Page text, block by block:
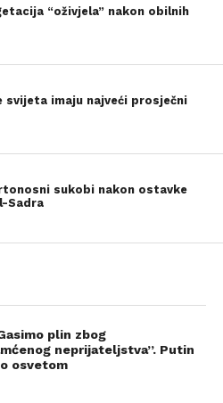
“oživjela” nakon obilnih
svijeta imaju najveći prosječni
sukobi nakon ostavke
Sadra
plin zbog
neprijateljstva”. Putin
osvetom